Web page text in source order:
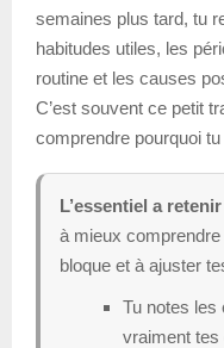
semaines plus tard, tu
habitudes utiles, les
routine et les causes
C’est souvent ce petit
comprendre pourquoi
L’essentiel a
à mieux
bloque et à ajuster
Tu notes les
vraiment tes